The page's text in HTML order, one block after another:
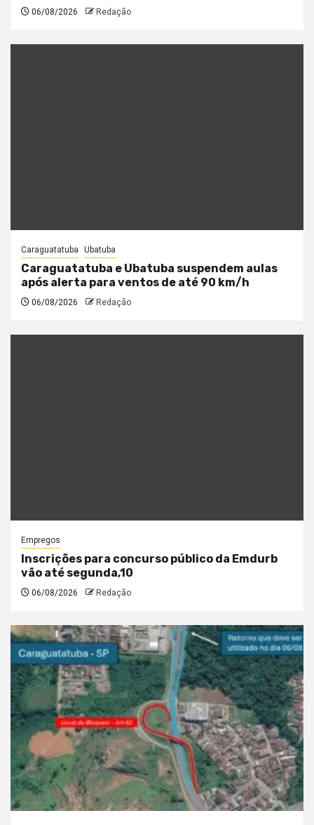
06/08/2026 Redação
Caraguatatuba Ubatuba
Caraguatatuba e Ubatuba suspendem aulas
após alerta para ventos de até 90 km/h
06/08/2026 Redação
Empregos
Inscrições para concurso público da Emdurb
vão até segunda,10
06/08/2026 Redação